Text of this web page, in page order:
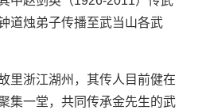
道烛弟子传播至武当山各武
浙江湖州，其传人 目前健在
集一堂，共同传承金先生的武